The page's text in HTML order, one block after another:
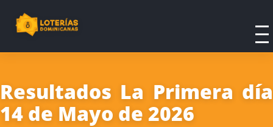
Resultados La Primera día
14 de Mayo de 2026